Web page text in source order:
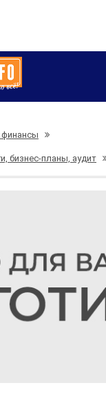
бизнес-планы, аудит